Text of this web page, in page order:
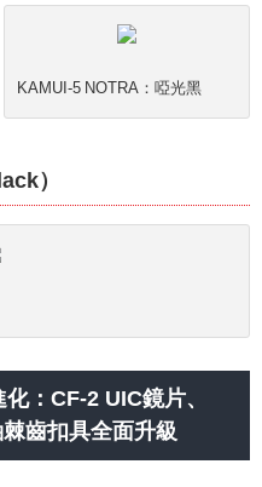
KAMUI-5 NOTRA：啞光黑
）
：CF-2 UIC鏡片、
齒扣具全面升級